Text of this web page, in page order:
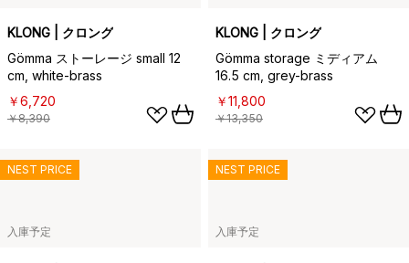
KLONG | クロング
Gömma ストーレージ small 12
cm, white-brass
￥6,720
￥8,390
KLONG | クロング
Gömma storage ミディアム
16.5 cm, grey-brass
￥11,800
￥13,350
入庫予定
NEST PRICE
入庫予定
NEST PRICE